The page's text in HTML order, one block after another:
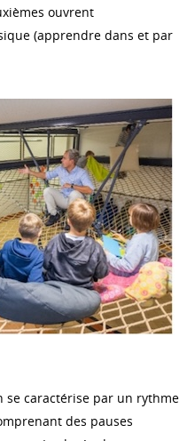
ouvrent
(apprendre dans et par
se caractérise par un rythme
des pauses